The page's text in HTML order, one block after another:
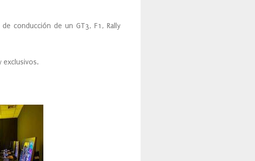
conducción de un GT3, F1, Rally
exclusivos.